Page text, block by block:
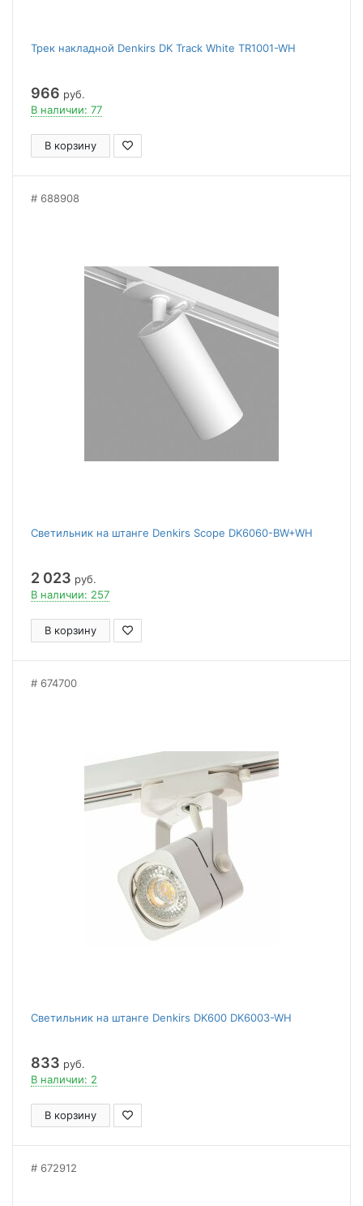
Трек накладной Denkirs DK Track White TR1001-WH
966 руб.
В наличии: 77
В корзину
688908
Светильник на штанге Denkirs Scope DK6060-BW+WH
2 023 руб.
В наличии: 257
В корзину
674700
Светильник на штанге Denkirs DK600 DK6003-WH
833 руб.
В наличии: 2
В корзину
672912